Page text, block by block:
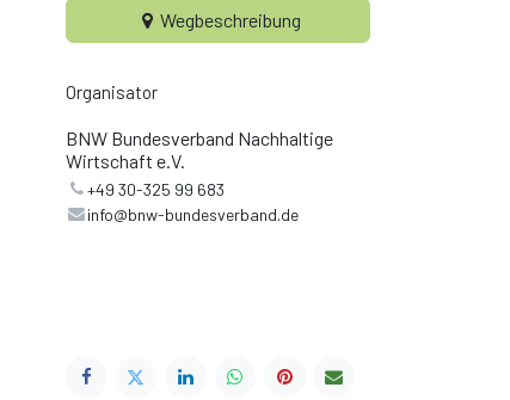
Wegbeschreibung
Organisator
BNW Bundesverband Nachhaltige
Wirtschaft e.V.
+49 30-325 99 683
info@bnw-bundesverband.de